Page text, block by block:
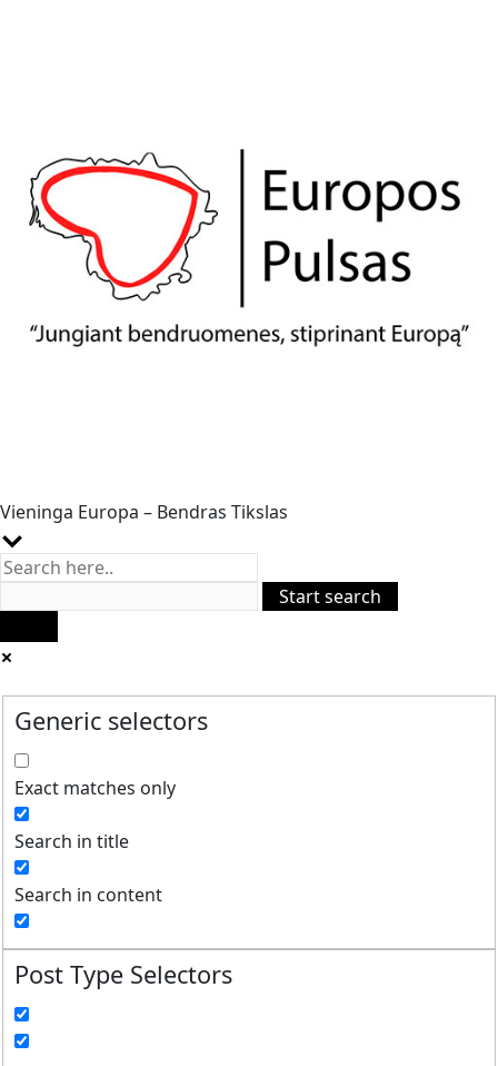
Vieninga Europa – Bendras Tikslas
Generic selectors
Exact matches only
Search in title
Search in content
Post Type Selectors